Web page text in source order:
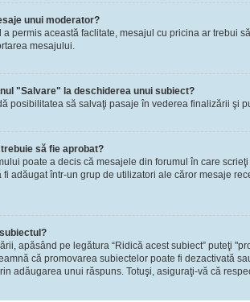
unui moderator?
a permis această faclitate, mesajul cu pricina ar trebui
mesajului.
"Salvare" la deschiderea unui subiect?
posibilitatea să salvaţi pasaje în vederea finalizării şi
să fie aprobat?
poate a decis că mesajele din forumul în care
fi adăugat într-un grup de utilizatori ale căror mesaje
apăsând pe legătura “Ridică acest subiect” puteţi
că promovarea subiectelor poate fi dezactivată
adăugarea unui răspuns. Totuşi, asiguraţi-vă că